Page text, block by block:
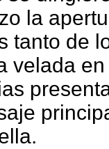
la
tanto de
velada